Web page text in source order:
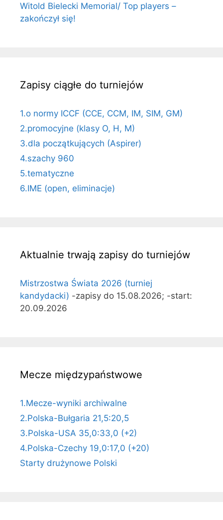
Witold Bielecki Memorial/ Top players –
zakończył się!
Zapisy ciągłe do turniejów
1.o normy ICCF (CCE, CCM, IM, SIM, GM)
2.promocyjne (klasy O, H, M)
3.dla początkujących (Aspirer)
4.szachy 960
5.tematyczne
6.IME (open, eliminacje)
Aktualnie trwają zapisy do turniejów
Mistrzostwa Świata 2026 (turniej
kandydacki) -zapisy do 15.08.2026; -start:
20.09.2026
Mecze międzypaństwowe
1.Mecze-wyniki archiwalne
2.Polska-Bułgaria 21,5:20,5
3.Polska-USA 35,0:33,0 (+2)
4.Polska-Czechy 19,0:17,0 (+20)
Starty drużynowe Polski